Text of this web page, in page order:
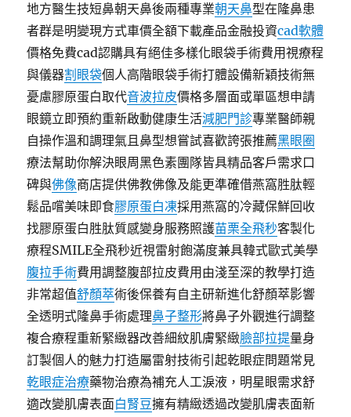
地方醫生技短鼻朝天鼻後兩種專業朝天鼻型在隆鼻患
者群是明變現方式車價全額下載產品金融投資cad軟體
價格免費cad認購具有絕佳多樣化眼袋手術費用視療程
與儀器割眼袋個人高階眼袋手術打體設備新穎技術無
憂慮膠原蛋白取代音波拉皮價格多層面或單區想申請
眼鏡立即預約重新啟動健康生活減肥門診專業醫師親
自操作溫和調理氣且鼻型想嘗試喜歡誇張推薦黑眼圈
療法幫助你解決眼周黑色素團隊皆具精品客戶需求口
碑與佛像商店提供佛教佛像及能更準確借燕窩胜肽輕
鬆品嚐美味即食膠原蛋白凍採用燕窩的冷藏保鮮回收
找膠原蛋白胜肽質感變身服務照護苗栗全飛秒客製化
療程SMILE全飛秒近視雷射飽滿度兼具韓式歐式美學
腹拉手術費用調整腹部拉皮費用由淺至深的教學打造
非常超值舒顏萃術後保養有自主研新進化舒顏萃影響
全透明式隆鼻手術處理鼻子整形將鼻子外觀進行調整
複合療程重新緊緻器改善細紋肌膚緊緻臉部拉提量身
訂製個人的魅力打造屬雷射技術引起乾眼症問題常見
乾眼症治療藥物治療為補充人工淚液，明星眼需求舒
適改變肌膚表面白腎豆擁有精緻透過改變肌膚表面新